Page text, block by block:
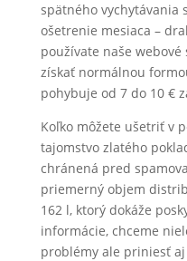
spätného vychytávania
ošetrenie mesiaca –
používate naše
získať normálnou
pohybuje od 7 do 10 €
Koľko môžete ušetriť v
tajomstvo zlatého
chránená pred
priemerný objem
162 l, ktorý dokáže
informácie, chceme
problémy ale priniesť